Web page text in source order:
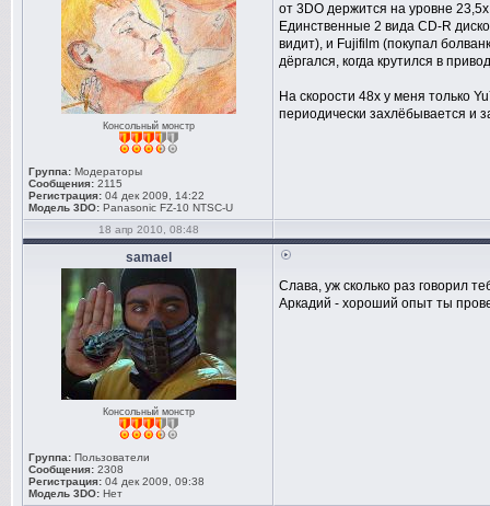
Консольный монстр
Группа: Модераторы
Сообщения: 2115
Регистрация: 04 дек 2009, 14:22
Модель 3DO: Panasonic FZ-10 NTSC-U
от 3DO держится на уровне
Единственные 2 вида CD-R
видит), и Fujifilm (покупал
дёргался, когда крутился в
На скорости 48х у меня только
периодически захлёбывается и
18 апр 2010, 08:48
samael
Консольный монстр
Группа: Пользователи
Сообщения: 2308
Регистрация: 04 дек 2009, 09:38
Модель 3DO: Нет
Слава, уж сколько раз говорил
Аркадий - хороший опыт ты